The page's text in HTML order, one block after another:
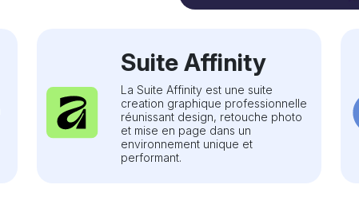
Suite Affinity
La Suite Affinity est une suite
creation graphique professionnelle
réunissant design, retouche photo
et mise en page dans un
environnement unique et
performant.